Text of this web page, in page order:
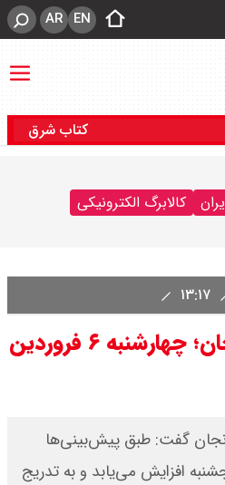
EN
AR
کتاب شرق
کالابرگ الکترونیکی
پیش‌بینی هوای زنجان؛ چهارشنبه ۶ فروردین
گفت: طبق پیش‌بینی‌ها
افزایش می‌یابد و به تدریج